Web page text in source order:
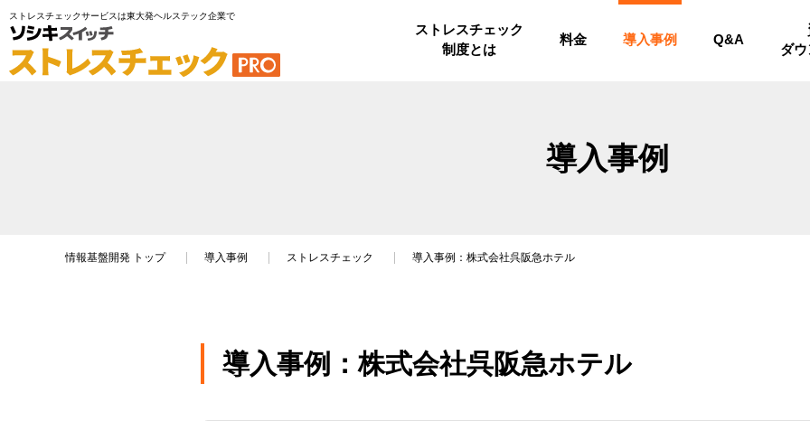
ストレスチェックサービスは東大発ヘルステック企業で
ストレスチェック
制度とは
料金 導入事例 Q&A
ダ
導入事例
情報基盤開発 トップ 導入事例 ストレスチェック 導入事例：株式会社呉阪急ホテル
導入事例：株式会社呉阪急ホテル